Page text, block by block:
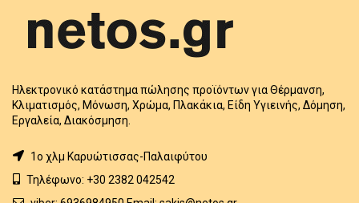
Ηλεκτρονικό κατάστημα πώλησης προϊόντων για Θέρμανση,
Κλιματισμός, Μόνωση, Χρώμα, Πλακάκια, Είδη Υγιεινής, Δόμηση,
Εργαλεία, Διακόσμηση.
1o χλμ Καρυώτισσας-Παλαιφύτου
Τηλέφωνο: +30 2382 042542